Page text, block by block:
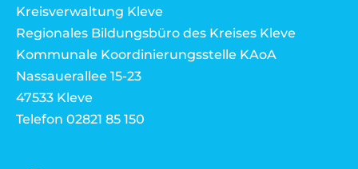
Kreisverwaltung Kleve
Regionales Bildungsbüro des Kreises Kleve
Kommunale Koordinierungsstelle KAoA
Nassauerallee 15-23
47533 Kleve
Telefon 02821 85 150